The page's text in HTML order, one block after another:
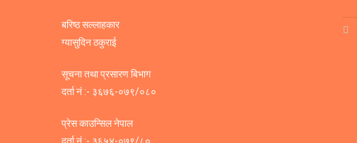
बरिष्ठ सल्लाहकार
ग्यासुदिन ठकुराई
सूचना तथा प्रसारण बिभाग
दर्ता नं :- ३६७६-०७९/०८०
प्रेस काउन्सिल नेपाल
दर्ता नं :- ३६५४-०७९/८०